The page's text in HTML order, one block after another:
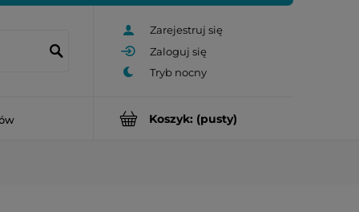
Zarejestruj się
Zaloguj się
Koszyk: (pusty)